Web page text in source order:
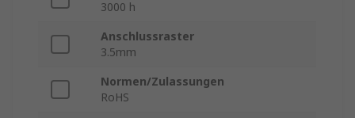
3000 h
Anschlussraster
3.5mm
Normen/Zulassungen
RoHS